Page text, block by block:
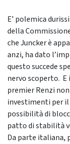
E’ polemica
della
che Juncker è
anzi, ha dato
questo succede
nervo scoperto.
premier Renzi
investimenti per il
possibilità di
patto di stabilità
Da parte italiana,